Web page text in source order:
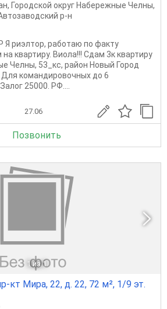
, Городской округ Набережные Челны,
р-н
риэлтор, работаю по факту
квартиру. Виола!!! Сдам 3к квартиру
Челны, 53_кс, район Новый Город
Для командировочных до 6
25000. РФ....
27.06
Позвонить
1 из 1
кт Мира, 22, д. 22, 72 м², 1/9 эт.